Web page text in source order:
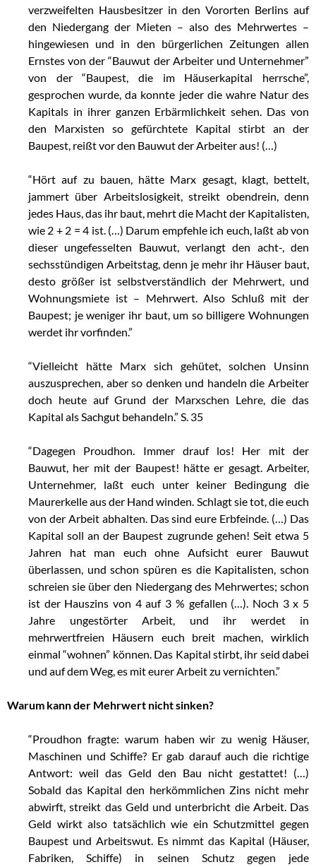
verzweifelten Hausbesitzer in den Vororten Berlins auf
den Niedergang der Mieten – also des Mehrwertes –
hingewiesen und in den bürgerlichen Zeitungen allen
Ernstes von der “Bauwut der Arbeiter und Unternehmer”
von der “Baupest, die im Häuserkapital herrsche”,
gesprochen wurde, da konnte jeder die wahre Natur des
Kapitals in ihrer ganzen Erbärmlichkeit sehen. Das von
den Marxisten so gefürchtete Kapital stirbt an der
Baupest, reißt vor den Bauwut der Arbeiter aus! (…)
“Hört auf zu bauen, hätte Marx gesagt, klagt, bettelt,
jammert über Arbeitslosigkeit, streikt obendrein, denn
jedes Haus, das ihr baut, mehrt die Macht der Kapitalisten,
wie 2 + 2 = 4 ist. (…) Darum empfehle ich euch, laßt ab von
dieser ungefesselten Bauwut, verlangt den acht-, den
sechsstündigen Arbeitstag, denn je mehr ihr Häuser baut,
desto größer ist selbstverständlich der Mehrwert, und
Wohnungsmiete ist – Mehrwert. Also Schluß mit der
Baupest; je weniger ihr baut, um so billigere Wohnungen
werdet ihr vorfinden.”
“Vielleicht hätte Marx sich gehütet, solchen Unsinn
auszusprechen, aber so denken und handeln die Arbeiter
doch heute auf Grund der Marxschen Lehre, die das
Kapital als Sachgut behandeln.” S. 35
“Dagegen Proudhon. Immer drauf los! Her mit der
Bauwut, her mit der Baupest! hätte er gesagt. Arbeiter,
Unternehmer, laßt euch unter keiner Bedingung die
Maurerkelle aus der Hand winden. Schlagt sie tot, die euch
von der Arbeit abhalten. Das sind eure Erbfeinde. (…) Das
Kapital soll an der Baupest zugrunde gehen! Seit etwa 5
Jahren hat man euch ohne Aufsicht eurer Bauwut
überlassen, und schon spüren es die Kapitalisten, schon
schreien sie über den Niedergang des Mehrwertes; schon
ist der Hauszins von 4 auf 3 % gefallen (…). Noch 3 x 5
Jahre ungestörter Arbeit, und ihr werdet in
mehrwertfreien Häusern euch breit machen, wirklich
einmal “wohnen” können. Das Kapital stirbt, ihr seid dabei
und auf dem Weg, es mit eurer Arbeit zu vernichten.”
Warum kann der Mehrwert nicht sinken?
“Proudhon fragte: warum haben wir zu wenig Häuser,
Maschinen und Schiffe? Er gab darauf auch die richtige
Antwort: weil das Geld den Bau nicht gestattet! (…)
Sobald das Kapital den herkömmlichen Zins nicht mehr
abwirft, streikt das Geld und unterbricht die Arbeit. Das
Geld wirkt also tatsächlich wie ein Schutzmittel gegen
Baupest und Arbeitswut. Es nimmt das Kapital (Häuser,
Fabriken, Schiffe) in seinen Schutz gegen jede